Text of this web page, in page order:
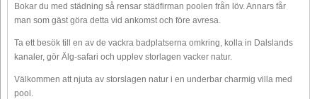
Bokar du med städning så rensar städfirman poolen från löv. Annars får
man som gäst göra detta vid ankomst och före avresa.
Ta ett besök till en av de vackra badplatserna omkring, kolla in Dalslands
kanaler, gör Älg-safari och upplev storlagen vacker natur.
Välkommen att njuta av storslagen natur i en underbar charmig villa med
pool.